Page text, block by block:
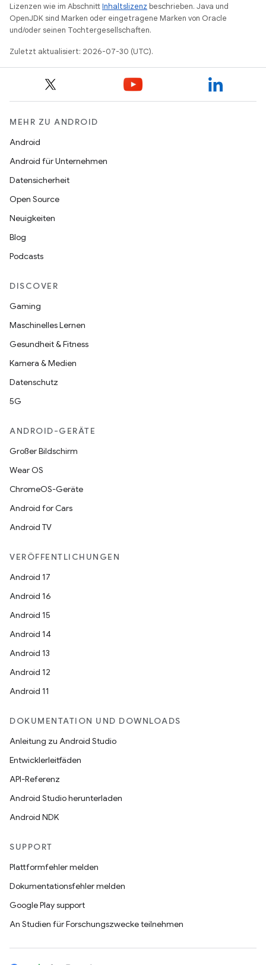
Lizenzen wie im AbschnittInhaltslizenz beschrieben. Java und
OpenJDK sind Marken oder eingetragene Marken von Oracle
und/oder seinen Tochtergesellschaften.
Zuletzt aktualisiert: 2026-07-30 (UTC).
MEHR ZU ANDROID
Android
Android für Unternehmen
Datensicherheit
Open Source
Neuigkeiten
Blog
Podcasts
DISCOVER
Gaming
Maschinelles Lernen
Gesundheit & Fitness
Kamera & Medien
Datenschutz
5G
ANDROID-GERÄTE
Großer Bildschirm
Wear OS
ChromeOS-Geräte
Android for Cars
Android TV
VERÖFFENTLICHUNGEN
Android 17
Android 16
Android 15
Android 14
Android 13
Android 12
Android 11
DOKUMENTATION UND DOWNLOADS
Anleitung zu Android Studio
Entwicklerleitfäden
API-Referenz
Android Studio herunterladen
Android NDK
SUPPORT
Plattformfehler melden
Dokumentationsfehler melden
Google Play support
An Studien für Forschungszwecke teilnehmen